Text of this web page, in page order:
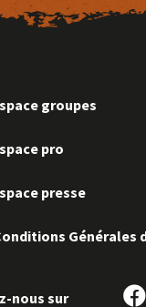
groupes
pro
presse
Générales
nous sur